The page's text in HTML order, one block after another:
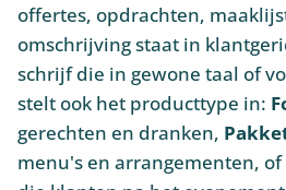
offertes, opdrachten,
omschrijving staat in
schrijf die in gewone taal of
stelt ook het producttype in:
gerechten en dranken,
menu's en arrangementen, of